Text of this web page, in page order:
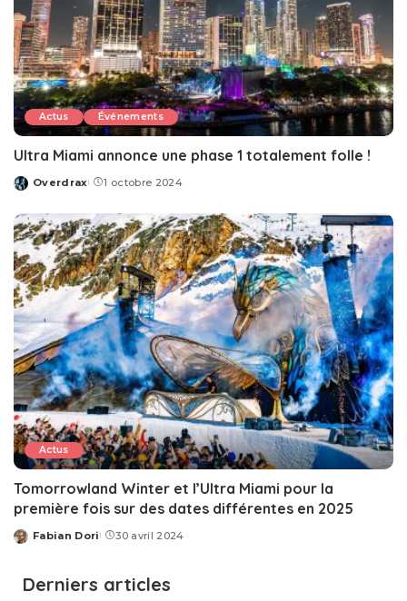
Actus Événements
Ultra Miami annonce une phase 1 totalement folle !
Posted
Overdrax 1 octobre 2024
Actus
Tomorrowland Winter et l’Ultra Miami pour la
première fois sur des dates différentes en 2025
Posted
Fabian Dori 30 avril 2024
Derniers articles